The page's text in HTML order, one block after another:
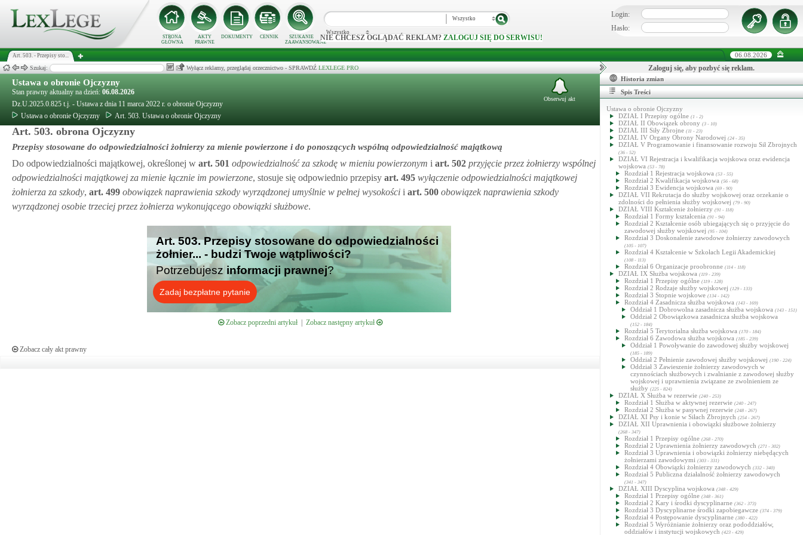
STRONA
GŁÓWNA
AKTY
PRAWNE
DOKUMENTY CENNIK
SZUKANIE
ZAAWANSOWANE
Wszystko
Wszystko
NIE CHCESZ OGLĄDAĆ REKLAM? ZALOGUJ SIĘ DO SERWISU!
Login:
Hasło:
Art. 503. - Przepisy sto... 06.08.2026
Szukaj: Wyłącz reklamy, przeglądaj orzecznictwo - SPRAWDŹ LEXLEGE PRO
Ustawa o obronie Ojczyzny
Stan prawny aktualny na dzień: 06.08.2026
Dz.U.2025.0.825 t.j. - Ustawa z dnia 11 marca 2022 r. o obronie Ojczyzny
Ustawa o obronie Ojczyzny
Art. 503. Ustawa o obronie Ojczyzny
Obserwuj akt
Art. 503. obrona Ojczyzny
Przepisy stosowane do odpowiedzialności żołnierzy za mienie powierzone i do ponoszących wspólną odpowiedzialność majątkową
Do odpowiedzialności majątkowej, określonej w art. 501 odpowiedzialność za szkodę w mieniu powierzonym i art. 502 przyjęcie przez żołnierzy wspólnej
odpowiedzialności majątkowej za mienie łącznie im powierzone, stosuje się odpowiednio przepisy art. 495 wyłączenie odpowiedzialności majątkowej
żołnierza za szkody, art. 499 obowiązek naprawienia szkody wyrządzonej umyślnie w pełnej wysokości i art. 500 obowiązek naprawienia szkody
wyrządzonej osobie trzeciej przez żołnierza wykonującego obowiązki służbowe.
Art. 503. Przepisy stosowane do odpowiedzialności
żołnier... - budzi Twoje wątpliwości?
Potrzebujesz informacji prawnej?
Zadaj bezpłatne pytanie
Zobacz poprzedni artykuł| Zobacz następny artykuł
Zobacz cały akt prawny
Zaloguj się, aby pozbyć się reklam.
Historia zmian
Spis Treści
Ustawa o obronie Ojczyzny
DZIAŁ I Przepisy ogólne (1 - 2)
DZIAŁ II Obowiązek obrony (3 - 10)
DZIAŁ III Siły Zbrojne (11 - 23)
DZIAŁ IV Organy Obrony Narodowej (24 - 35)
DZIAŁ V Programowanie i finansowanie rozwoju Sił Zbrojnych
(36 - 52)
DZIAŁ VI Rejestracja i kwalifikacja wojskowa oraz ewidencja
wojskowa (53 - 78)
Rozdział 1 Rejestracja wojskowa (53 - 55)
Rozdział 2 Kwalifikacja wojskowa (56 - 68)
Rozdział 3 Ewidencja wojskowa (69 - 90)
DZIAŁ VII Rekrutacja do służby wojskowej oraz orzekanie o
zdolności do pełnienia służby wojskowej (79 - 90)
DZIAŁ VIII Kształcenie żołnierzy (91 - 118)
Rozdział 1 Formy kształcenia (91 - 94)
Rozdział 2 Kształcenie osób ubiegających się o przyjęcie do
zawodowej służby wojskowej (95 - 104)
Rozdział 3 Doskonalenie zawodowe żołnierzy zawodowych
(105 - 107)
Rozdział 4 Kształcenie w Szkołach Legii Akademickiej
(108 - 113)
Rozdział 6 Organizacje proobronne (114 - 118)
DZIAŁ IX Służba wojskowa (119 - 239)
Rozdział 1 Przepisy ogólne (119 - 128)
Rozdział 2 Rodzaje służby wojskowej (129 - 133)
Rozdział 3 Stopnie wojskowe (134 - 142)
Rozdział 4 Zasadnicza służba wojskowa (143 - 169)
Oddział 1 Dobrowolna zasadnicza służba wojskowa (143 - 151)
Oddział 2 Obowiązkowa zasadnicza służba wojskowa
(152 - 184)
Rozdział 5 Terytorialna służba wojskowa (170 - 184)
Rozdział 6 Zawodowa służba wojskowa (185 - 239)
Oddział 1 Powoływanie do zawodowej służby wojskowej
(185 - 189)
Oddział 2 Pełnienie zawodowej służby wojskowej (190 - 224)
Oddział 3 Zawieszenie żołnierzy zawodowych w
czynnościach służbowych i zwalnianie z zawodowej służby
wojskowej i uprawnienia związane ze zwolnieniem ze
służby (225 - 824)
DZIAŁ X Służba w rezerwie (240 - 253)
Rozdział 1 Służba w aktywnej rezerwie (240 - 247)
Rozdział 2 Służba w pasywnej rezerwie (248 - 267)
DZIAŁ XI Psy i konie w Siłach Zbrojnych (254 - 267)
DZIAŁ XII Uprawnienia i obowiązki służbowe żołnierzy
(268 - 347)
Rozdział 1 Przepisy ogólne (268 - 270)
Rozdział 2 Uprawnienia żołnierzy zawodowych (271 - 302)
Rozdział 3 Uprawnienia i obowiązki żołnierzy niebędących
żołnierzami zawodowymi (303 - 331)
Rozdział 4 Obowiązki żołnierzy zawodowych (332 - 340)
Rozdział 5 Publiczna działalność żołnierzy zawodowych
(341 - 347)
DZIAŁ XIII Dyscyplina wojskowa (348 - 429)
Rozdział 1 Przepisy ogólne (348 - 361)
Rozdział 2 Kary i środki dyscyplinarne (362 - 373)
Rozdział 3 Dyscyplinarne środki zapobiegawcze (374 - 379)
Rozdział 4 Postępowanie dyscyplinarne (380 - 422)
Rozdział 5 Wyróżnianie żołnierzy oraz pododdziałów,
oddziałów i instytucji wojskowych (423 - 429)